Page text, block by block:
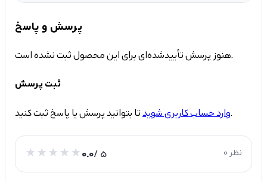
پرسش و پاسخ
هنوز پرسش تأییدشده‌ای برای این محصول ثبت نشده است.
ثبت پرسش
وارد حساب کاربری شویدتا بتوانید پرسش یا پاسخ ثبت کنید.
0.0/ 5 0 نظر